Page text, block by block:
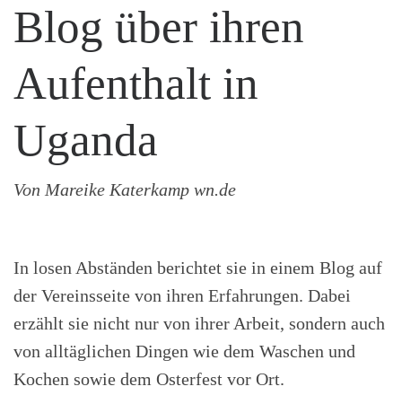
Blog über ihren
Aufenthalt in
Uganda
Von Mareike Katerkamp wn.de
In losen Abständen berichtet sie in einem Blog auf
der Vereinsseite von ihren Erfahrungen. Dabei
erzählt sie nicht nur von ihrer Arbeit, sondern auch
von alltäglichen Dingen wie dem Waschen und
Kochen sowie dem Osterfest vor Ort.